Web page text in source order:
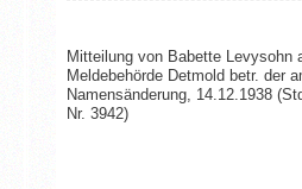
Mitteilung von Babette Levysohn
Meldebehörde Detmold betr. der
Namensänderung, 14.12.1938
Nr. 3942)